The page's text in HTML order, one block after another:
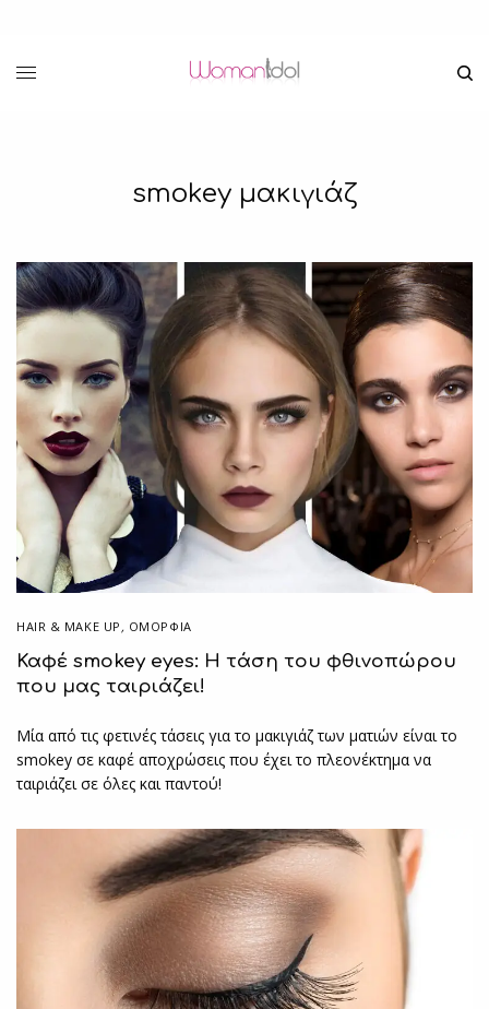
smokey μακιγιάζ
HAIR & MAKE UP , ΟΜΟΡΦΙΑ
Καφέ smokey eyes: Η τάση του φθινοπώρου
που μας ταιριάζει!
Μία από τις φετινές τάσεις για το μακιγιάζ των ματιών είναι το
smokey σε καφέ αποχρώσεις που έχει το πλεονέκτημα να
ταιριάζει σε όλες και παντού!